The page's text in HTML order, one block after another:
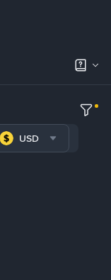
USD